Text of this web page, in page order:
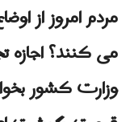
مردم امروز از
می کنند؟
وزارت کشور